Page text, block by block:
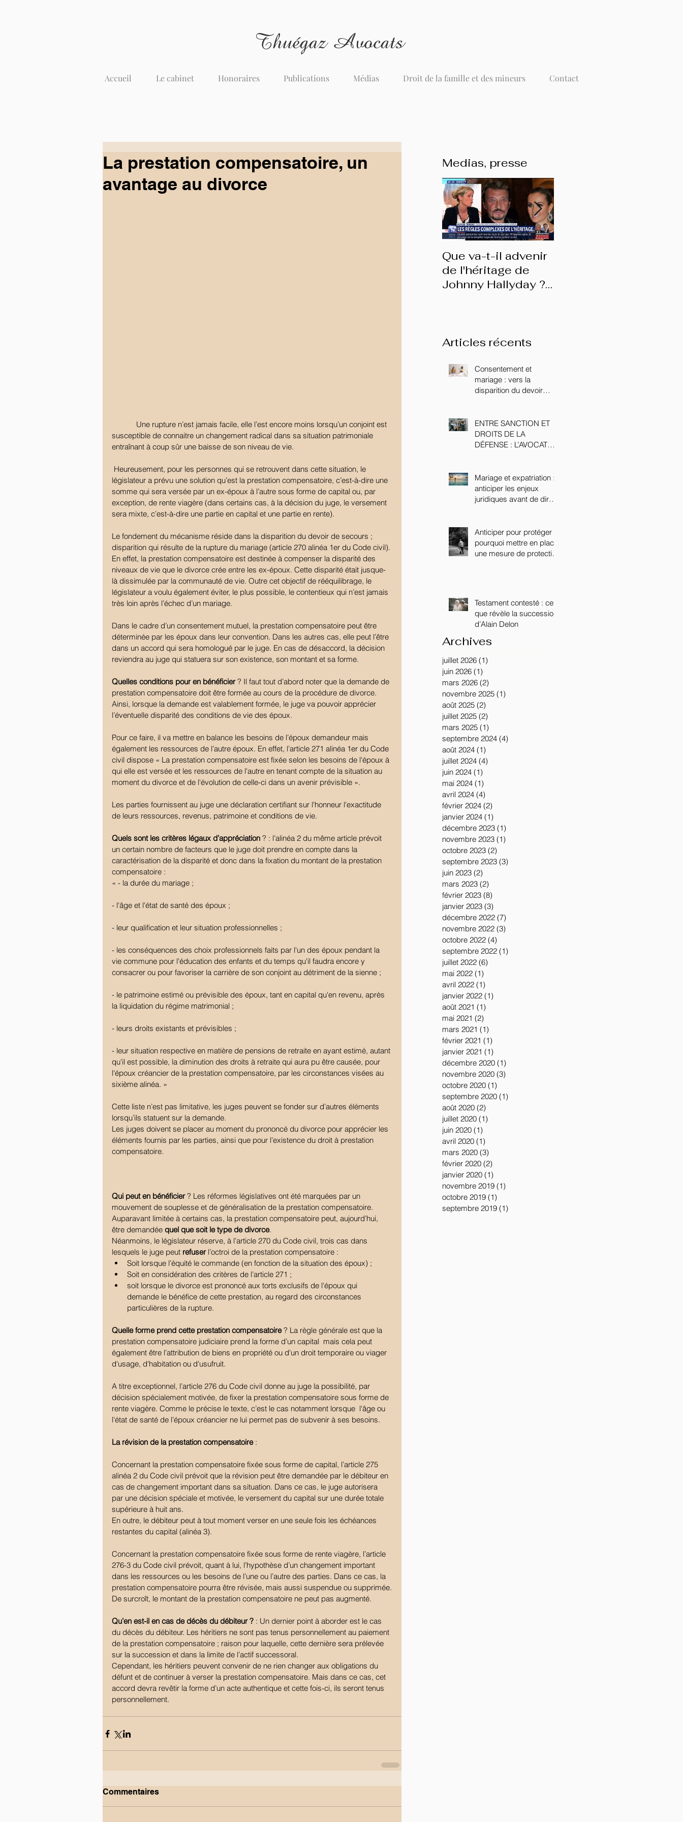
Accueil Le cabinet Honoraires Publications Médias Droit de la famille et des mineurs Contact
Thuégaz Avocats
La prestation compensatoire, un
avantage au divorce
susceptible de connaitre un changement radical dans sa situation patrimoniale
entraînant à coup sûr une baisse de son niveau de vie.
législateur a prévu une solution qu’est la prestation compensatoire, c’est-à-dire une
somme qui sera versée par un ex-époux à l’autre sous forme de capital ou, par
exception, de rente viagère (dans certains cas, à la décision du juge, le versement
sera mixte, c’est-à-dire une partie en capital et une partie en rente).
Le fondement du mécanisme réside dans la disparition du devoir de secours ;
disparition qui résulte de la rupture du mariage (article 270 alinéa 1er du Code civil).
En effet, la prestation compensatoire est destinée à compenser la disparité des
niveaux de vie que le divorce crée entre les ex-époux. Cette disparité était jusque-
là dissimulée par la communauté de vie. Outre cet objectif de rééquilibrage, le
législateur a voulu également éviter, le plus possible, le contentieux qui n’est jamais
très loin après l’échec d’un mariage.
Dans le cadre d’un consentement mutuel, la prestation compensatoire peut être
déterminée par les époux dans leur convention. Dans les autres cas, elle peut l’être
dans un accord qui sera homologué par le juge. En cas de désaccord, la décision
reviendra au juge qui statuera sur son existence, son montant et sa forme.
Quelles conditions pour en bénéficier ? Il faut tout d’abord noter que la demande de
prestation compensatoire doit être formée au cours de la procédure de divorce.
Ainsi, lorsque la demande est valablement formée, le juge va pouvoir apprécier
l’éventuelle disparité des conditions de vie des époux.
Pour ce faire, il va mettre en balance les besoins de l’époux demandeur mais
également les ressources de l’autre époux. En effet, l’article 271 alinéa 1er du Code
civil dispose « La prestation compensatoire est fixée selon les besoins de l'époux à
qui elle est versée et les ressources de l'autre en tenant compte de la situation au
moment du divorce et de l'évolution de celle-ci dans un avenir prévisible ».
Les parties fournissent au juge une déclaration certifiant sur l'honneur l'exactitude
de leurs ressources, revenus, patrimoine et conditions de vie.
Quels sont les critères légaux d’appréciation ? : l’alinéa 2 du même article prévoit
un certain nombre de facteurs que le juge doit prendre en compte dans la
caractérisation de la disparité et donc dans la fixation du montant de la prestation
compensatoire :
« - la durée du mariage ;
- l'âge et l'état de santé des époux ;
- leur qualification et leur situation professionnelles ;
- les conséquences des choix professionnels faits par l'un des époux pendant la
vie commune pour l'éducation des enfants et du temps qu'il faudra encore y
consacrer ou pour favoriser la carrière de son conjoint au détriment de la sienne ;
- le patrimoine estimé ou prévisible des époux, tant en capital qu'en revenu, après
la liquidation du régime matrimonial ;
- leurs droits existants et prévisibles ;
- leur situation respective en matière de pensions de retraite en ayant estimé, autant
qu'il est possible, la diminution des droits à retraite qui aura pu être causée, pour
l'époux créancier de la prestation compensatoire, par les circonstances visées au
sixième alinéa. »
Cette liste n’est pas limitative, les juges peuvent se fonder sur d’autres éléments
lorsqu’ils statuent sur la demande.
Les juges doivent se placer au moment du prononcé du divorce pour apprécier les
éléments fournis par les parties, ainsi que pour l’existence du droit à prestation
compensatoire.
Qui peut en bénéficier ? Les réformes législatives ont été marquées par un
mouvement de souplesse et de généralisation de la prestation compensatoire.
Auparavant limitée à certains cas, la prestation compensatoire peut, aujourd’hui,
être demandée quel que soit le type de divorce.
Néanmoins, le législateur réserve, à l’article 270 du Code civil, trois cas dans
lesquels le juge peut refuser l’octroi de la prestation compensatoire :
Soit lorsque l’équité le commande (en fonction de la situation des époux) ;
Soit en considération des critères de l’article 271 ;
soit lorsque le divorce est prononcé aux torts exclusifs de l'époux qui
demande le bénéfice de cette prestation, au regard des circonstances
particulières de la rupture.
Quelle forme prend cette prestation compensatoire ? La règle générale est que la
prestation compensatoire judiciaire prend la forme d’un capital  mais cela peut
également être l’attribution de biens en propriété ou d'un droit temporaire ou viager
d'usage, d'habitation ou d'usufruit.
A titre exceptionnel, l’article 276 du Code civil donne au juge la possibilité, par
décision spécialement motivée, de fixer la prestation compensatoire sous forme de
rente viagère. Comme le précise le texte, c’est le cas notamment lorsque  l'âge ou
l'état de santé de l’époux créancier ne lui permet pas de subvenir à ses besoins.
La révision de la prestation compensatoire :
Concernant la prestation compensatoire fixée sous forme de capital, l’article 275
alinéa 2 du Code civil prévoit que la révision peut être demandée par le débiteur en
cas de changement important dans sa situation. Dans ce cas, le juge autorisera
par une décision spéciale et motivée, le versement du capital sur une durée totale
supérieure à huit ans.
En outre, le débiteur peut à tout moment verser en une seule fois les échéances
restantes du capital (alinéa 3).
Concernant la prestation compensatoire fixée sous forme de rente viagère, l’article
276-3 du Code civil prévoit, quant à lui, l’hypothèse d’un changement important
dans les ressources ou les besoins de l’une ou l’autre des parties. Dans ce cas, la
prestation compensatoire pourra être révisée, mais aussi suspendue ou supprimée.
De surcroît, le montant de la prestation compensatoire ne peut pas augmenté.
Qu’en est-il en cas de décès du débiteur ? : Un dernier point à aborder est le cas
du décès du débiteur. Les héritiers ne sont pas tenus personnellement au paiement
de la prestation compensatoire ; raison pour laquelle, cette dernière sera prélevée
sur la succession et dans la limite de l’actif successoral.
Cependant, les héritiers peuvent convenir de ne rien changer aux obligations du
défunt et de continuer à verser la prestation compensatoire. Mais dans ce cas, cet
accord devra revêtir la forme d’un acte authentique et cette fois-ci, ils seront tenus
personnellement.
Commentaires
Medias, presse
Que va-t-il advenir
de l'héritage de
Johnny Hallyday ?
Articles récents
Consentement et
mariage : vers la
disparition du devoir
ENTRE SANCTION ET
DROITS DE LA
DÉFENSE : L’AVOCAT
SECONDAIRE
Mariage et expatriation :
anticiper les enjeux
juridiques avant de dire «
Anticiper pour protéger :
pourquoi mettre en place
une mesure de protection
Testament contesté : ce
que révèle la succession
d’Alain Delon
Archives
juillet 2026 (1)
juin 2026 (1)
mars 2026 (2)
novembre 2025 (1)
août 2025 (2)
juillet 2025 (2)
mars 2025 (1)
septembre 2024 (4)
août 2024 (1)
juillet 2024 (4)
juin 2024 (1)
mai 2024 (1)
avril 2024 (4)
février 2024 (2)
janvier 2024 (1)
décembre 2023 (1)
novembre 2023 (1)
octobre 2023 (2)
septembre 2023 (3)
juin 2023 (2)
mars 2023 (2)
février 2023 (8)
janvier 2023 (3)
décembre 2022 (7)
novembre 2022 (3)
octobre 2022 (4)
septembre 2022 (1)
juillet 2022 (6)
mai 2022 (1)
avril 2022 (1)
janvier 2022 (1)
août 2021 (1)
mai 2021 (2)
mars 2021 (1)
février 2021 (1)
janvier 2021 (1)
décembre 2020 (1)
novembre 2020 (3)
octobre 2020 (1)
septembre 2020 (1)
août 2020 (2)
juillet 2020 (1)
juin 2020 (1)
avril 2020 (1)
mars 2020 (3)
février 2020 (2)
janvier 2020 (1)
novembre 2019 (1)
octobre 2019 (1)
septembre 2019 (1)